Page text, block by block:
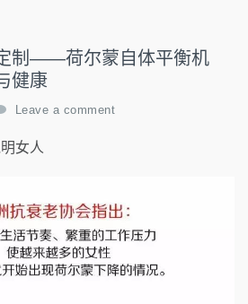
制——荷尔蒙自体平衡机
健康
Leave a comment